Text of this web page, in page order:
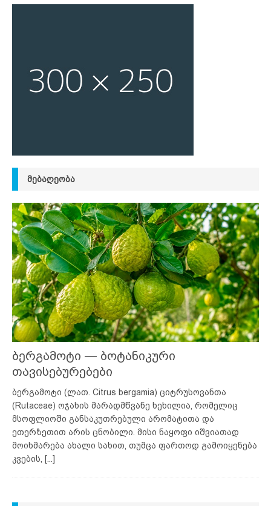
ᲛᲔᲑᲐᲦᲔᲝᲑᲐ
ბერგამოტი — ბოტანიკური
თავისებურებები
ბერგამოტი (ლათ. Citrus bergamia) ციტრუსოვანთა
(Rutaceae) ოჯახის მარადმწვანე ხეხილია, რომელიც
მსოფლიოში განსაკუთრებული არომატითა და
ეთერზეთით არის ცნობილი. მისი ნაყოფი იშვიათად
მოიხმარება ახალი სახით, თუმცა ფართოდ გამოიყენება
კვების,
[...]